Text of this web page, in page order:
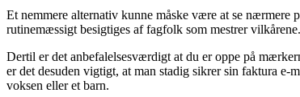
Et nemmere alternativ kunne måske være at se
rutinemæssigt besigtiges af fagfolk som mestrer
Dertil er det anbefalelsesværdigt at du er oppe på
er det desuden vigtigt, at man stadig sikrer sin faktura
voksen eller et barn.